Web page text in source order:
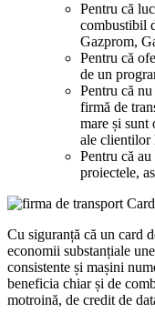
Pentru că
combustibil
Gazprom,
Pentru că
de un
Pentru că
firmă de
mare și sunt
ale clientilor
Pentru că
proiectele,
Cu siguranță că un card
economii substanțiale
consistente și mașini
beneficia chiar și de
motroină, de credit de